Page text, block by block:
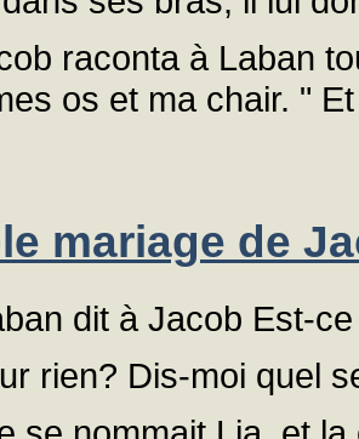
raconta à Laban
os et ma chair. "
mariage de
dit à Jacob Est-
rien? Dis-moi quel